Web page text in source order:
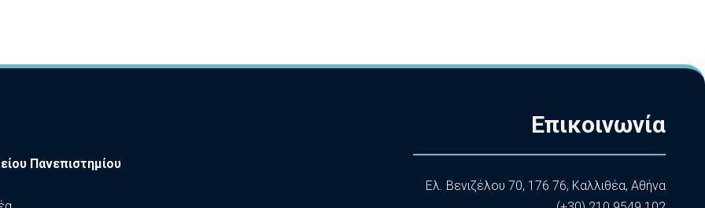
Πανεπιστημίου
Επικοινωνία
Ελ. Βενιζέλου 70, 176 76, Καλλιθέα, Αθήνα